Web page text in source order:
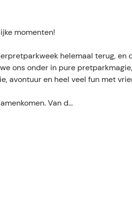
momenten!
helemaal terug, en
ons onder in pure
avontuur en heel veel fun met
Van d…